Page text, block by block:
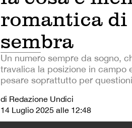
romantica di
sembra
Un numero sempre da sogno,
travalica la posizione in campo
pesare soprattutto per
di Redazione Undici
14 Luglio 2025 alle 12:48